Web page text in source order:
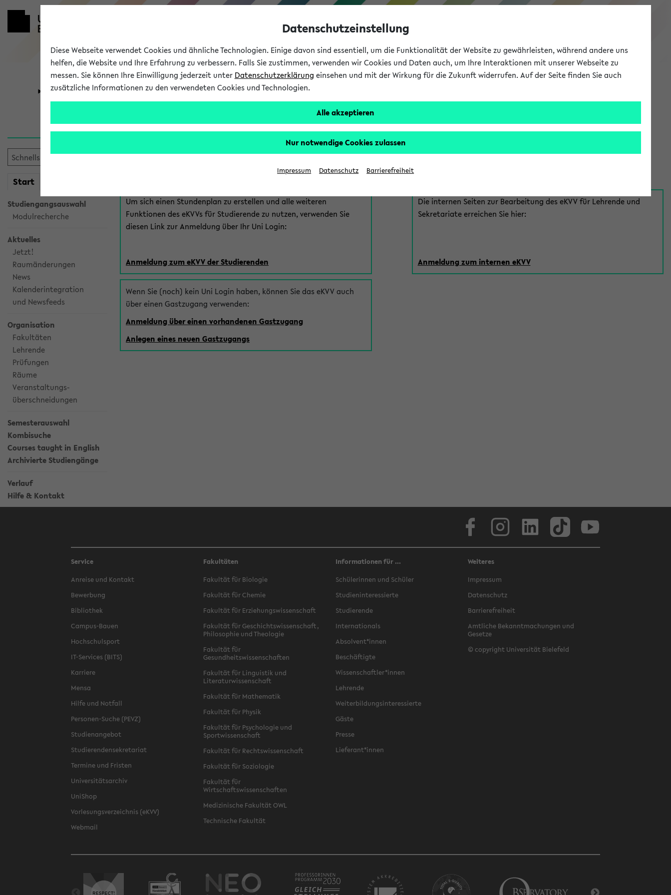
eKVV
Universität Forschung Studium
Start
Studiengangsauswahl
Modulrecherche
Aktuelles
Jetzt!
Raumänderungen
News
Kalenderintegration
und Newsfeeds
Organisation
Fakultäten
Lehrende
Prüfungen
Räume
Veranstaltungs-
überschneidungen
Semesterauswahl
Kombisuche
Courses taught in English
Archivierte Studiengänge
Verlauf
Hilfe & Kontakt
Anmeldung am eKVV
Es gibt mehrere Möglichkeiten zur Anmeldung am eKVV. Bitte wählen Sie die für Sie richtige aus:
Um sich einen Stundenplan zu erstellen und alle weiteren
Funktionen des eKVVs für Studierende zu nutzen, verwenden Sie
diesen Link zur Anmeldung über Ihr Uni Login:
Anmeldung zum eKVV der Studierenden
Wenn Sie (noch) kein Uni Login haben, können Sie das eKVV auch
über einen Gastzugang verwenden:
Anmeldung über einen vorhandenen Gastzugang
Anlegen eines neuen Gastzugangs
eKVV für Mitarbeiter*innen
Die internen Seiten zur Bearbeitung des eKVV für Lehrende und
Sekretariate erreichen Sie hier:
Anmeldung zum internen eKVV
Service
Anreise und Kontakt
Bewerbung
Bibliothek
Campus-Bauen
Hochschulsport
IT-Services (BITS)
Karriere
Mensa
Hilfe und Notfall
Personen-Suche (PEVZ)
Studienangebot
Studierendensekretariat
Termine und Fristen
Universitätsarchiv
UniShop
Vorlesungsverzeichnis (eKVV)
Webmail
Fakultäten
Fakultät für Biologie
Fakultät für Chemie
Fakultät für Erziehungswissenschaft
Fakultät für Geschichtswissenschaft,
Philosophie und Theologie
Fakultät für
Gesundheitswissenschaften
Fakultät für Linguistik und
Literaturwissenschaft
Fakultät für Mathematik
Fakultät für Physik
Fakultät für Psychologie und
Sportwissenschaft
Fakultät für Rechtswissenschaft
Fakultät für Soziologie
Fakultät für
Wirtschaftswissenschaften
Medizinische Fakultät OWL
Technische Fakultät
Informationen für ...
Schülerinnen und Schüler
Studieninteressierte
Studierende
Internationals
Absolvent*innen
Beschäftigte
Wissenschaftler*innen
Lehrende
Weiterbildungsinteressierte
Gäste
Presse
Lieferant*innen
Weiteres
Impressum
Datenschutz
Barrierefreiheit
Amtliche Bekanntmachungen und
Gesetze
© copyright Universität Bielefeld
Datenschutzeinstellung
Diese Webseite verwendet Cookies und ähnliche Technologien. Einige davon sind essentiell, um die Funktionalität der Website zu gewährleisten, während andere uns
helfen, die Website und Ihre Erfahrung zu verbessern. Falls Sie zustimmen, verwenden wir Cookies und Daten auch, um Ihre Interaktionen mit unserer Webseite zu
messen. Sie können Ihre Einwilligung jederzeit unter Datenschutzerklärung einsehen und mit der Wirkung für die Zukunft widerrufen. Auf der Seite finden Sie auch
zusätzliche Informationen zu den verwendeten Cookies und Technologien.
Alle akzeptieren
Nur notwendige Cookies zulassen
Impressum Datenschutz Barrierefreiheit